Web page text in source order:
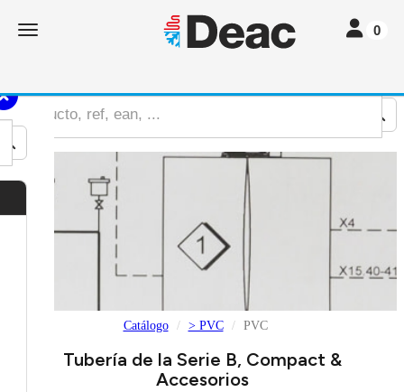
Toggle navigation Toggle
0
Catálogo > PVC PVC
Tubería de la Serie B, Compact &
Accesorios